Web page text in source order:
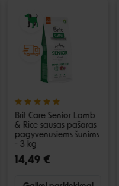
Brit Care Senior Lamb
& Rice sausas pašaras
pagyvenusiems šunims
- 3 kg
14,49 €